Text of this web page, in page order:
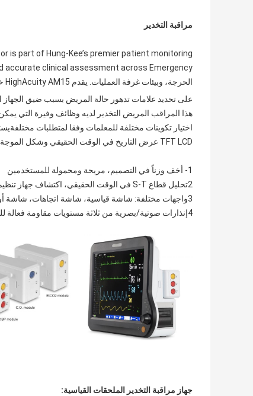
مراقبة التخدير
is part of Hung-Kee’s premier patient monitoring
الحرجة، وبيئات غرفة العمليات. يقدم HighAcuity AM15 خيار بنية وحدة plug-and-play لوظائف مراقبة أكثر تقدما مثل EtCO
على تحديد علامات تدهور حالة المريض بسبب ضيق الجهاز
هذا المراقب المريض التخدير لديه وظائف وفيرة التي
TFT LCD عرض التاريخ في الوقت الحقيقي وشكل الموجة.
1- أخف وزناً في التصميم، مريحة ومحمولة للمستخدمين
2تحليل قطاع S-T في الوقت الحقيقي، اكتشاف جهاز تنظيم ضربات القلب
3واجهات مختلفة: شاشة قياسية، شاشة اتجاهات، شاشة أوكسي CRG، شاشة الأمامية الكبيرة
4إنذارات صوتية/بصرية من ثلاثة مستويات مقاومة فعالة للتداخل من جهاز التهاب القلب وسكين HF
جهاز مراقبة التخدير الملحقات القياسية: